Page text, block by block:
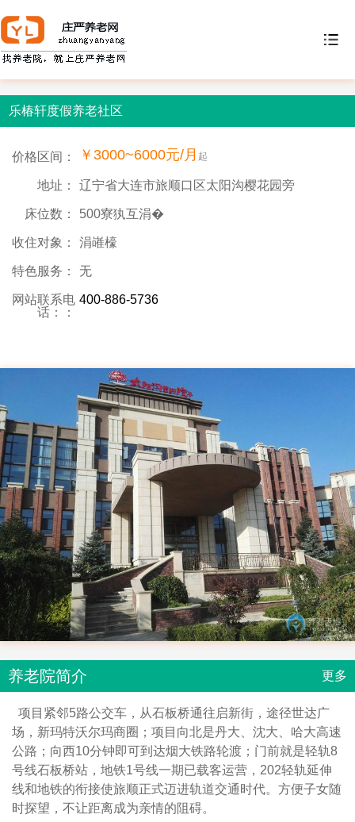
乐椿轩度假养老社区
价格区间： ￥3000~6000元/月 起
地址： 辽宁省大连市旅顺口区太阳沟樱花园旁
床位数： 500寮犱互涓�
收住对象： 涓嶉檺
特色服务： 无
网站联系电
话：：
400-886-5736
养老院简介 更多
项目紧邻5路公交车，从石板桥通往启新街，途径世达广
场，新玛特沃尔玛商圈；项目向北是丹大、沈大、哈大高速
公路；向西10分钟即可到达烟大铁路轮渡；门前就是轻轨8
号线石板桥站，地铁1号线一期已载客运营，202轻轨延伸
线和地铁的衔接使旅顺正式迈进轨道交通时代。方便子女随
时探望，不让距离成为亲情的阻碍。